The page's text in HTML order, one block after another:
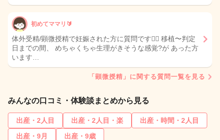
初めてママリ🔰
体外受精/顕微授精で妊娠された方に質問です🙇‍♀️ 移植〜判定
日までの間、 めちゃくちゃ生理がきそうな感覚?が あった方
います…
「顕微授精」に関する質問一覧を見る
みんなの口コミ・体験談まとめから見る
出産・2人目 出産・2人目・楽
出産・時間・2人目
出産・9月
出産・9歳